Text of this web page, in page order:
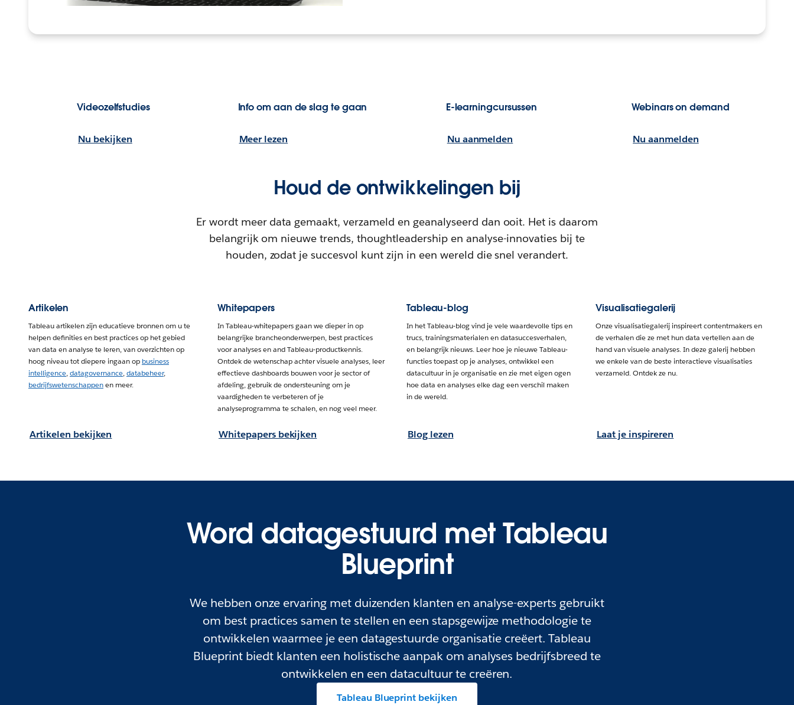
Videozelfstudies
Nu bekijken
Info om aan de slag te gaan
Meer lezen
E-learningcursussen
Nu aanmelden
Webinars on demand
Nu aanmelden
Houd de ontwikkelingen bij
Er wordt meer data gemaakt, verzameld en geanalyseerd dan ooit. Het is daarom
belangrijk om nieuwe trends, thoughtleadership en analyse-innovaties bij te
houden, zodat je succesvol kunt zijn in een wereld die snel verandert.
Artikelen
Tableau artikelen zijn educatieve bronnen om u te
helpen definities en best practices op het gebied
van data en analyse te leren, van overzichten op
hoog niveau tot diepere ingaan op business
intelligence,datagovernance,databeheer,
bedrijfswetenschappenen meer.
Artikelen bekijken
Whitepapers
In Tableau-whitepapers gaan we dieper in op
belangrijke brancheonderwerpen, best practices
voor analyses en and Tableau-productkennis.
Ontdek de wetenschap achter visuele analyses, leer
effectieve dashboards bouwen voor je sector of
afdeling, gebruik de ondersteuning om je
vaardigheden te verbeteren of je
analyseprogramma te schalen, en nog veel meer.
Whitepapers bekijken
Tableau-blog
In het Tableau-blog vind je vele waardevolle tips en
trucs, trainingsmaterialen en datasuccesverhalen,
en belangrijk nieuws. Leer hoe je nieuwe Tableau-
functies toepast op je analyses, ontwikkel een
datacultuur in je organisatie en zie met eigen ogen
hoe data en analyses elke dag een verschil maken
in de wereld.
Blog lezen
Visualisatiegalerij
Onze visualisatiegalerij inspireert contentmakers en
de verhalen die ze met hun data vertellen aan de
hand van visuele analyses. In deze galerij hebben
we enkele van de beste interactieve visualisaties
verzameld. Ontdek ze nu.
Laat je inspireren
Word datagestuurd met Tableau
Blueprint
We hebben onze ervaring met duizenden klanten en analyse-experts gebruikt
om best practices samen te stellen en een stapsgewijze methodologie te
ontwikkelen waarmee je een datagestuurde organisatie creëert. Tableau
Blueprint biedt klanten een holistische aanpak om analyses bedrijfsbreed te
ontwikkelen en een datacultuur te creëren.
Tableau Blueprint bekijken